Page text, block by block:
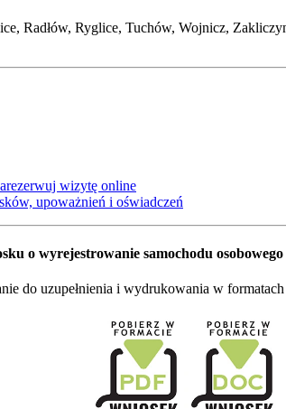
Radłów, Ryglice, Tuchów, Wojnicz,
wizytę online
upoważnień i oświadczeń
o wyrejestrowanie samochodu osobowego
do uzupełnienia i wydrukowania w